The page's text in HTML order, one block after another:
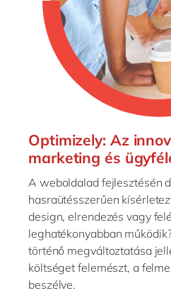
Optimizely: Az
marketing és
A weboldalad fejlesztésén
hasraütésszerűen
design, elrendezés vagy
leghatékonyabban
történő megváltoztatása
költséget felemészt, a
beszélve.